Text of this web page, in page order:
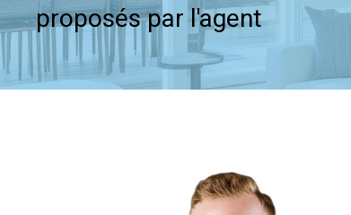
proposés par l'agent